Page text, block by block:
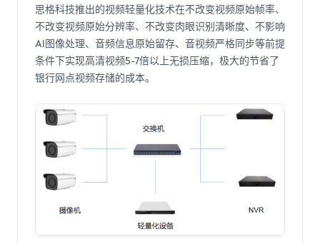
思格科技推出的视频轻量化技术在不改变视频原始帧率、
不改变视频原始分辨率、不改变肉眼识别清晰度、不影响
AI图像处理、音频信息原始留存、音视频严格同步等前提
条件下实现高清视频5-7倍以上无损压缩，极大的节省了
银行网点视频存储的成本。